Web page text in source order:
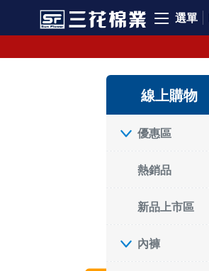
選單
線上購物
優惠區
熱銷品
新品上市區
內褲